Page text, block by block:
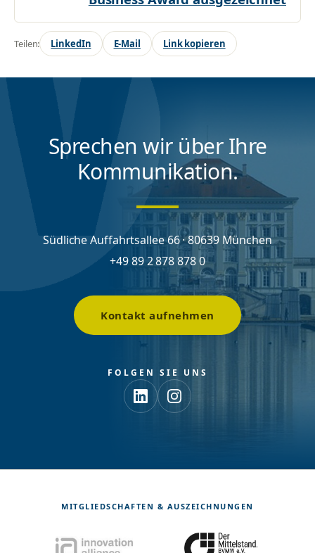
Teilen: LinkedIn E-Mail Link kopieren
Sprechen wir über Ihre
Kommunikation.
Südliche Auffahrtsallee 66 · 80639 München
+49 89 2 878 878 0
Kontakt aufnehmen
FOLGEN SIE UNS
MITGLIEDSCHAFTEN & AUSZEICHNUNGEN